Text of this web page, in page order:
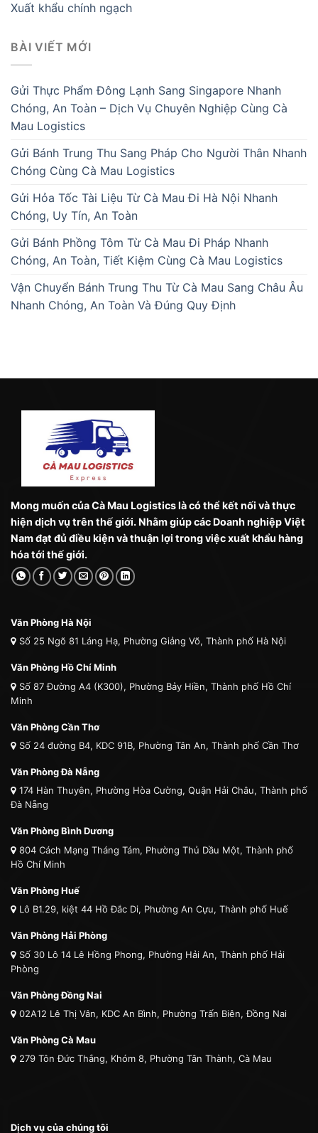
Xuất khẩu chính ngạch
BÀI VIẾT MỚI
Gửi Thực Phẩm Đông Lạnh Sang Singapore Nhanh
Chóng, An Toàn – Dịch Vụ Chuyên Nghiệp Cùng Cà
Mau Logistics
Gửi Bánh Trung Thu Sang Pháp Cho Người Thân Nhanh
Chóng Cùng Cà Mau Logistics
Gửi Hỏa Tốc Tài Liệu Từ Cà Mau Đi Hà Nội Nhanh
Chóng, Uy Tín, An Toàn
Gửi Bánh Phồng Tôm Từ Cà Mau Đi Pháp Nhanh
Chóng, An Toàn, Tiết Kiệm Cùng Cà Mau Logistics
Vận Chuyển Bánh Trung Thu Từ Cà Mau Sang Châu Âu
Nhanh Chóng, An Toàn Và Đúng Quy Định
Mong muốn của Cà Mau Logistics là có thể kết nối và thực
hiện dịch vụ trên thế giới. Nhằm giúp các Doanh nghiệp Việt
Nam đạt đủ điều kiện và thuận lợi trong việc xuất khẩu hàng
hóa tới thế giới.
Văn Phòng Hà Nội
Số 25 Ngõ 81 Láng Hạ, Phường Giảng Võ, Thành phố Hà Nội
Văn Phòng Hồ Chí Minh
Số 87 Đường A4 (K300), Phường Bảy Hiền, Thành phố Hồ Chí
Minh
Văn Phòng Cần Thơ
Số 24 đường B4, KDC 91B, Phường Tân An, Thành phố Cần Thơ
Văn Phòng Đà Nẵng
174 Hàn Thuyên, Phường Hòa Cường, Quận Hải Châu, Thành phố
Đà Nẵng
Văn Phòng Bình Dương
804 Cách Mạng Tháng Tám, Phường Thủ Dầu Một, Thành phố
Hồ Chí Minh
Văn Phòng Huế
Lô B1.29, kiệt 44 Hồ Đắc Di, Phường An Cựu, Thành phố Huế
Văn Phòng Hải Phòng
Số 30 Lô 14 Lê Hồng Phong, Phường Hải An, Thành phố Hải
Phòng
Văn Phòng Đồng Nai
02A12 Lê Thị Vân, KDC An Bình, Phường Trấn Biên, Đồng Nai
Văn Phòng Cà Mau
279 Tôn Đức Thắng, Khóm 8, Phường Tân Thành, Cà Mau
Dịch vụ của chúng tôi